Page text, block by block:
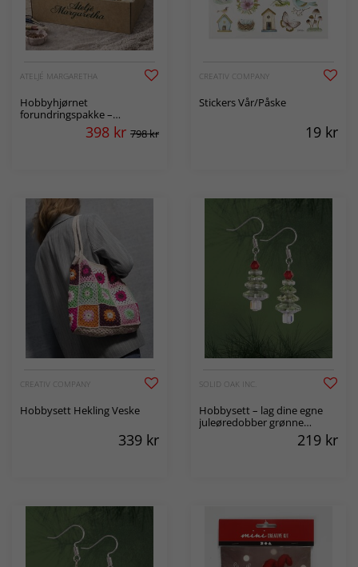
ATELJÉ MARGARETHA
Hobbyhjørnet
forundringspakke –
Blandede hobbypakker til
ekstra god pris398 kr 798 kr
CREATIV COMPANY
Stickers Vår/Påske
19 kr
CREATIV COMPANY
Hobbysett Hekling Veske
339 kr
SOLID OAK INC.
Hobbysett – lag dine egne
juleøredobber grønne
219 kr